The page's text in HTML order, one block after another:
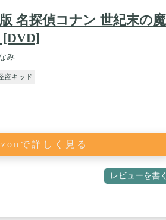
名探偵コナン 世紀末の魔
[DVD]
み
盗キッド
で詳しく見る
レビューを書